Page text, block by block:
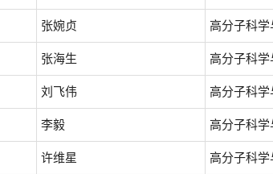
张婉贞 高分子科学
张海生 高分子科学
刘飞伟 高分子科学
李毅 高分子科学
许维星 高分子科学